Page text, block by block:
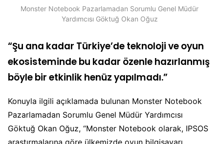
Monster Notebook Pazarlamadan Sorumlu Genel Müdür
Yardımcısı Göktuğ Okan Oğuz
“Şu ana kadar Türkiye’de teknoloji ve oyun
ekosisteminde bu kadar özenle hazırlanmış
böyle bir etkinlik henüz yapılmadı.”
Konuyla ilgili açıklamada bulunan Monster Notebook
Pazarlamadan Sorumlu Genel Müdür Yardımcısı
Göktuğ Okan Oğuz, “Monster Notebook olarak, IPSOS